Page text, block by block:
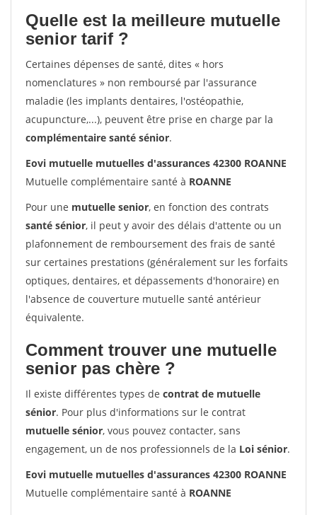
Quelle est la meilleure mutuelle
senior tarif ?
Certaines dépenses de santé, dites « hors
nomenclatures » non remboursé par l'assurance
maladie (les implants dentaires, l'ostéopathie,
acupuncture,...), peuvent être prise en charge par la
complémentaire santé sénior.
Eovi mutuelle mutuelles d'assurances 42300 ROANNE
Mutuelle complémentaire santé à ROANNE
Pour une mutuelle senior, en fonction des contrats
santé sénior, il peut y avoir des délais d'attente ou un
plafonnement de remboursement des frais de santé
sur certaines prestations (généralement sur les forfaits
optiques, dentaires, et dépassements d'honoraire) en
l'absence de couverture mutuelle santé antérieur
équivalente.
Comment trouver une mutuelle
senior pas chère ?
Il existe différentes types de contrat de mutuelle
sénior. Pour plus d'informations sur le contrat
mutuelle sénior, vous pouvez contacter, sans
engagement, un de nos professionnels de la Loi sénior.
Eovi mutuelle mutuelles d'assurances 42300 ROANNE
Mutuelle complémentaire santé à ROANNE